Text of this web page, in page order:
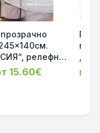
релефна
на помпони
ефект за
15.60€